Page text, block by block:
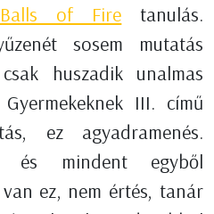
of Fire tanulás.
sosem mutatás
huszadik unalmas
III. című
ez agyadramenés.
és mindent egyből
ez, nem értés, tanár